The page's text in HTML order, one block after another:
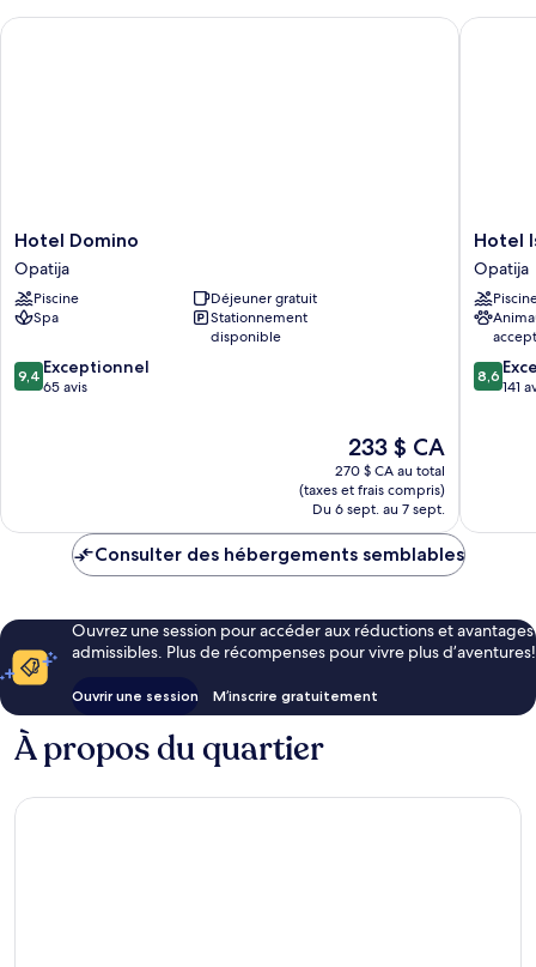
Hotel
Domino
Opatija
Hotel Domino
Opatija
Piscine
Déjeuner gratuit
Spa
Stationnement
disponible
9.4
sur
9,4 Exceptionnel
65 avis
Le
prix
est
de
233 $ CA
233 $ CA
270 $ CA au total
(taxes et frais compris)
Du 6 sept. au 7 sept.
Hotel Domino
Hotel
Istra
-
Liburnia
Opatija
Hotel
Opatija
8.6
sur
8,6
141
Hotel
Consulter des hébergements semblables
Ouvrez une session pour accéder aux réductions et avantages
admissibles. Plus de récompenses pour vivre plus d’aventures!
Ouvrir une session M’inscrire gratuitement
À propos du quartier